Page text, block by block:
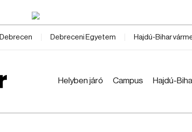
Debrecen Debreceni Egyetem Hajdú-Bihar
Helyben járó Campus Hajdú-